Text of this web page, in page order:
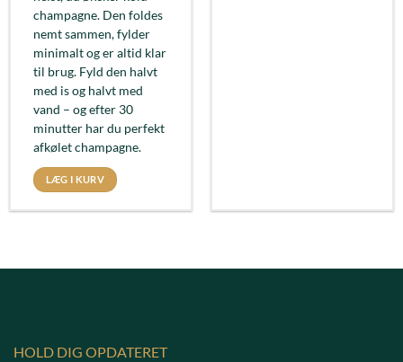
champagne. Den foldes
nemt sammen, fylder
minimalt og er altid klar
til brug. Fyld den halvt
med is og halvt med
vand – og efter 30
minutter har du perfekt
afkølet champagne.
LÆG I KURV
HOLD DIG OPDATERET